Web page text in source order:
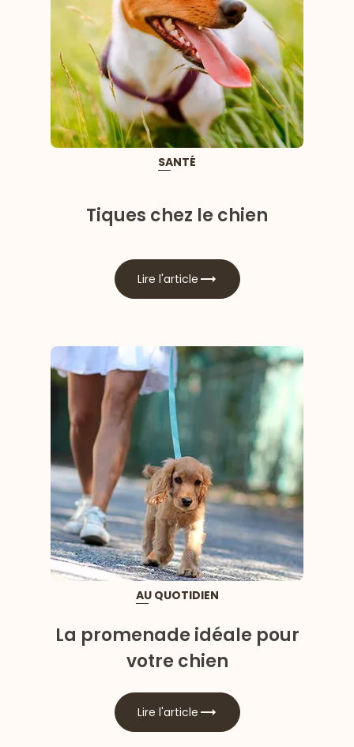
SANTÉ
Tiques chez le chien
Lire l'article
AU QUOTIDIEN
La promenade idéale pour
votre chien
Lire l'article